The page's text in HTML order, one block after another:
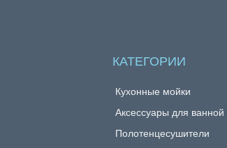
КАТЕГОРИИ
Кухонные мойки
Аксессуары для ванной
Полотенцесушители